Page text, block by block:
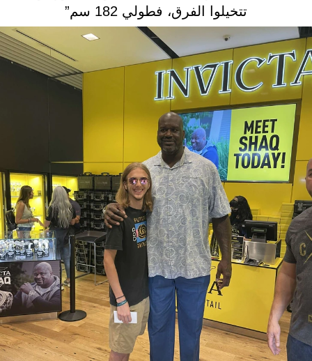
تتخيلوا الفرق، فطولي 182 سم”